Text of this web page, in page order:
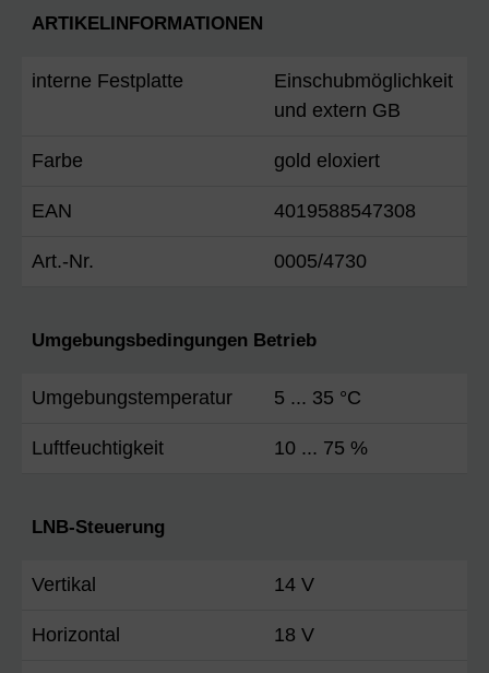
ARTIKELINFORMATIONEN
interne Festplatte
Einschubmöglichkeit
und extern GB
Farbe gold eloxiert
EAN 4019588547308
Art.-Nr. 0005/4730
Umgebungsbedingungen Betrieb
Umgebungstemperatur 5 ... 35 °C
Luftfeuchtigkeit 10 ... 75 %
LNB-Steuerung
Vertikal 14 V
Horizontal 18 V